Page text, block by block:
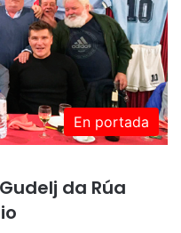
En portada
da Rúa